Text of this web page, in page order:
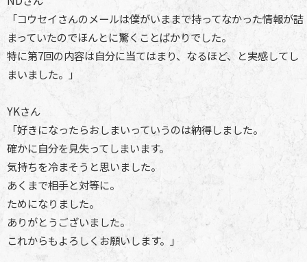
「コウセイさんのメールは僕がいままで持ってなかった情報が詰
まっていたのでほんとに驚くことばかりでした。
特に第7回の内容は自分に当てはまり、なるほど、と実感してし
まいました。」
YKさん
「好きになったらおしまいっていうのは納得しました。
確かに自分を見失ってしまいます。
気持ちを冷まそうと思いました。
あくまで相手と対等に。
ためになりました。
ありがとうございました。
これからもよろしくお願いします。」